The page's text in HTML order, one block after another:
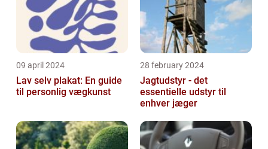
09 april 2024
Lav selv plakat: En guide
til personlig vægkunst
28 february 2024
Jagtudstyr - det
essentielle udstyr til
enhver jæger